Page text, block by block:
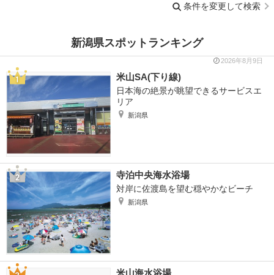
条件を変更して検索
新潟県スポットランキング
2026年8月9日
米山SA(下り線)
日本海の絶景が眺望できるサービスエ
リア
新潟県
寺泊中央海水浴場
対岸に佐渡島を望む穏やかなビーチ
新潟県